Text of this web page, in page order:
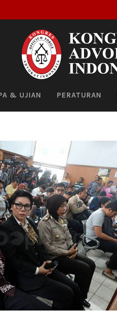
& UJIAN PERATURAN